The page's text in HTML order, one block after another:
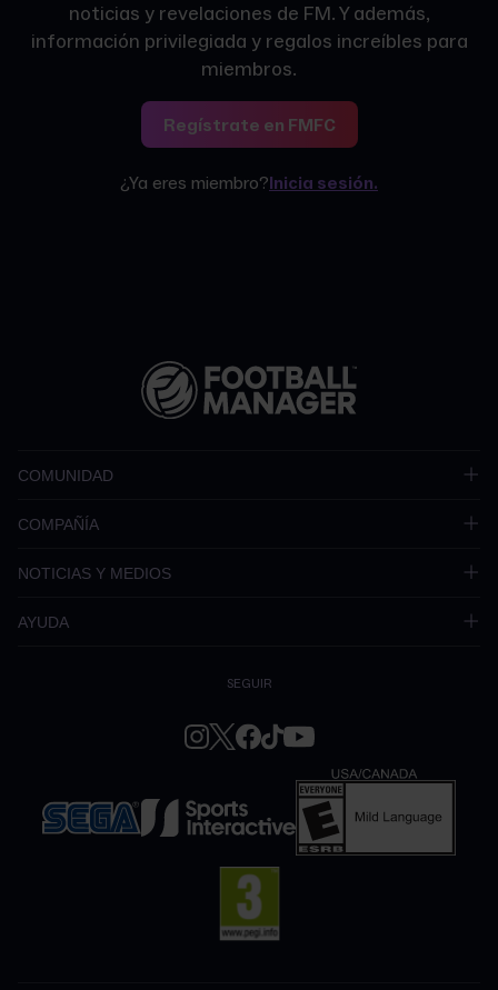
noticias y revelaciones de FM. Y además,
información privilegiada y regalos increíbles para
miembros.
Regístrate en FMFC
¿Ya eres miembro?Inicia sesión.
COMUNIDAD
COMPAÑÍA
NOTICIAS Y MEDIOS
AYUDA
SEGUIR